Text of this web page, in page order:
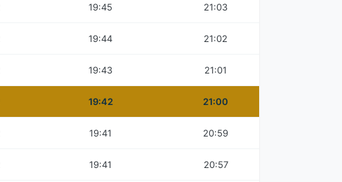
19:45 21:03
19:44 21:02
19:43 21:01
19:42 21:00
19:41 20:59
19:41 20:57